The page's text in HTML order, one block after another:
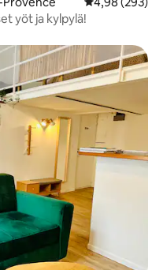
yöt ja kylpylä!